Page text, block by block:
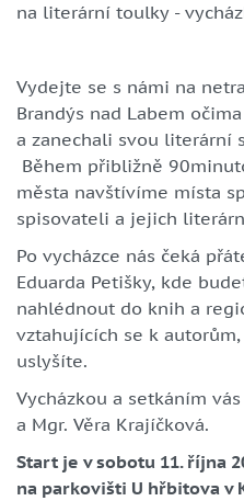
na literární toulky -
Vydejte se s námi na
Brandýs nad Labem
a zanechali svou literární
Během přibližně
města navštívíme místa
spisovateli a jejich
Po vycházce nás čeká
Eduarda Petišky, kde
nahlédnout do knih a
vztahujících se k
uslyšíte.
Vycházkou a setkáním
a Mgr. Věra Krajíčková.
Start je v sobotu 11. října
na parkovišti U hřbitova v